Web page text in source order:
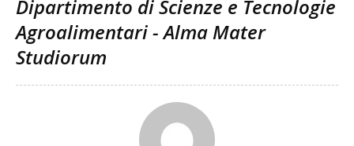
Dipartimento di Scienze e Tecnologie
Agroalimentari - Alma Mater
Studiorum